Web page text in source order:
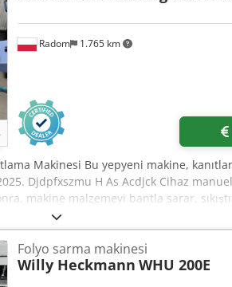
Radom 1.765 km
Makinesi Bu yepyeni makine,
Djdpfxszmu H As Acdjck Cihaz
makine malzemeyi bantla sarar,
materyallerin sıkıca sarılması için
26 çevrim/dak Bantlanan ürün
Folyo sarma makinesi
Willy Heckmann WHU 200E